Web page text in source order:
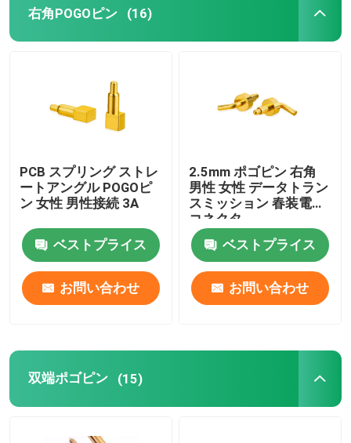
右角POGOピン (16)
PCB スプリング ストレ
ートアングル POGOピ
ン 女性 男性接続 3A
ベストプライス
お問い合わせ
2.5mm ポゴピン 右角
男性 女性 データトラン
スミッション 春装電池
コネクタ
ベストプライス
お問い合わせ
双端ポゴピン (15)